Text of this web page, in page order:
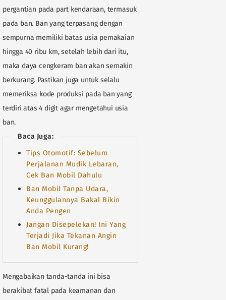
pergantian pada part kendaraan, termasuk
pada ban. Ban yang terpasang dengan
sempurna memiliki batas usia pemakaian
hingga 40 ribu km, setelah lebih dari itu,
maka daya cengkeram ban akan semakin
berkurang. Pastikan juga untuk selalu
memeriksa kode produksi pada ban yang
terdiri atas 4 digit agar mengetahui usia
ban.
Baca Juga:
Tips Otomotif: Sebelum
Perjalanan Mudik Lebaran,
Cek Ban Mobil Dahulu
Ban Mobil Tanpa Udara,
Keunggulannya Bakal Bikin
Anda Pengen
Jangan Disepelekan! Ini Yang
Terjadi Jika Tekanan Angin
Ban Mobil Kurang!
Mengabaikan tanda-tanda ini bisa
berakibat fatal pada keamanan dan